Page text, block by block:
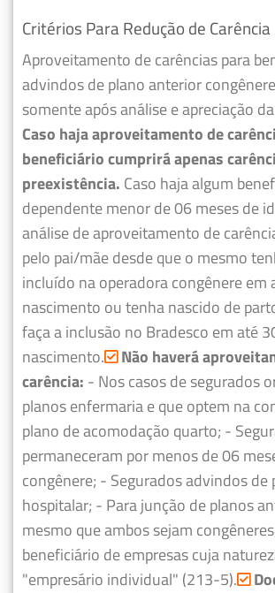
Critérios Para Redução de Carência
Aproveitamento de carências para
advindos de plano anterior
somente após análise e apreciação
Caso haja aproveitamento de
beneficiário cumprirá apenas
preexistência. Caso haja algum
dependente menor de 06 meses de
análise de aproveitamento de
pelo pai/mãe desde que o mesmo
incluído na operadora congênere em
nascimento ou tenha nascido de
faça a inclusão no Bradesco em até
nascimento. Não haverá
carência: - Nos casos de segurados
planos enfermaria e que optem na
plano de acomodação quarto; -
permaneceram por menos de 06
congênere; - Segurados advindos de
hospitalar; - Para junção de planos
mesmo que ambos sejam
beneficiário de empresas cuja
"empresário individual" (213-5).